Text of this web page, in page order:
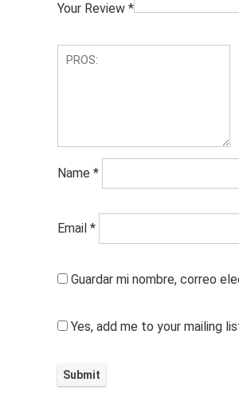
Your Review *
Name *
Email *
Guardar mi nombre, correo
Yes, add me to your mailing